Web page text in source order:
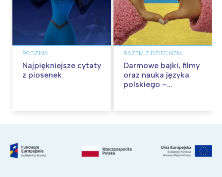
RODZINA
Najpiękniejsze cytaty
z piosenek
RAZEM Z DZIECKIEM
Darmowe bajki, filmy
oraz nauka języka
polskiego –